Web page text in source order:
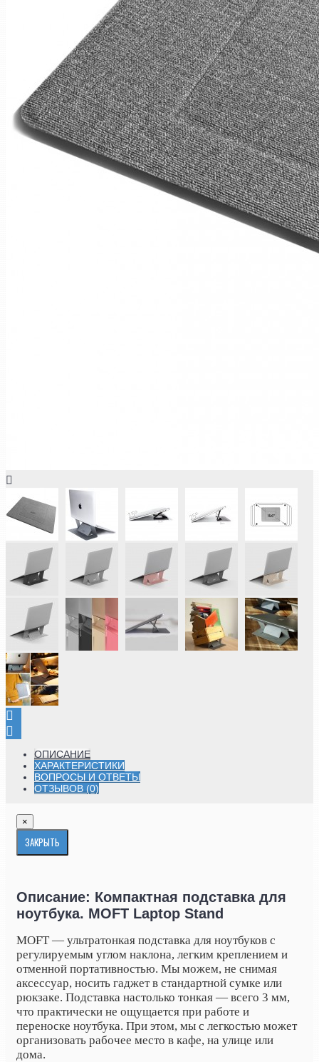
ОПИСАНИЕ
ХАРАКТЕРИСТИКИ
ВОПРОСЫ И ОТВЕТЫ
ОТЗЫВОВ (0)
×
ЗАКРЫТЬ
Описание: Компактная подставка для
ноутбука. MOFT Laptop Stand
MOFT — ультратонкая подставка для ноутбуков с
регулируемым углом наклона, легким креплением и
отменной портативностью. Мы можем, не снимая
аксессуар, носить гаджет в стандартной сумке или
рюкзаке. Подставка настолько тонкая — всего 3 мм,
что практически не ощущается при работе и
переноске ноутбука. При этом, мы с легкостью может
организовать рабочее место в кафе, на улице или
дома.